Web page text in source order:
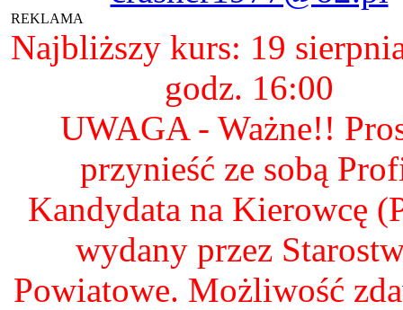
REKLAMA
Najbliższy kurs: 19
godz. 16:00
UWAGA - Ważne!!
przynieść ze sobą
Kandydata na Kierowcę
wydany przez
Powiatowe. Możliwość